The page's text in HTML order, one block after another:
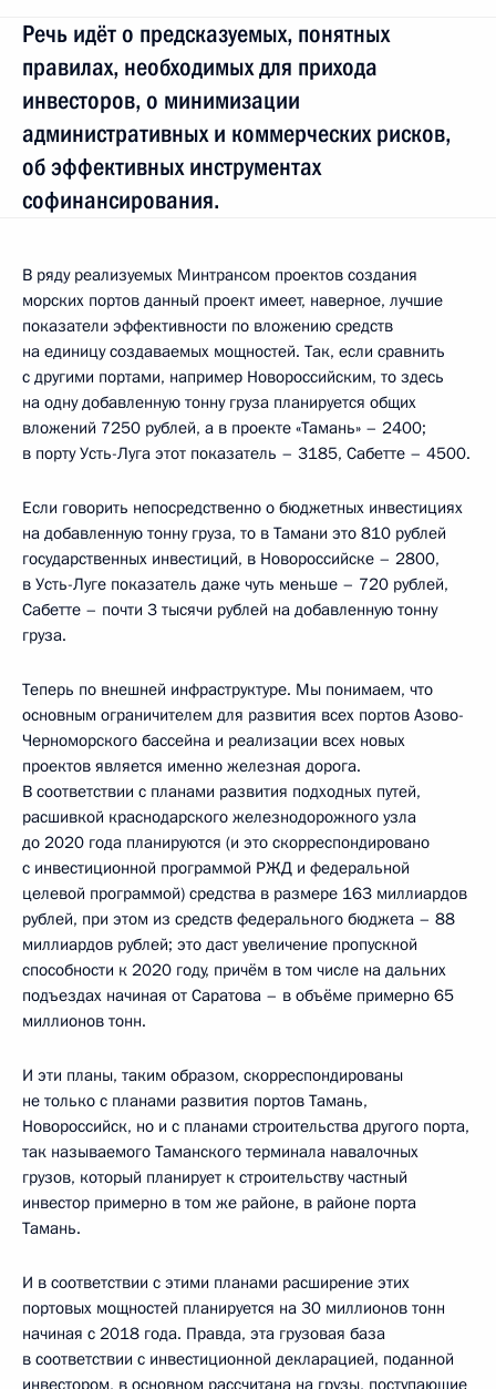
Речь идёт о предсказуемых, понятных
правилах, необходимых для прихода
инвесторов, о минимизации
административных и коммерческих рисков,
об эффективных инструментах
софинансирования.
В ряду реализуемых Минтрансом проектов создания
морских портов данный проект имеет, наверное, лучшие
показатели эффективности по вложению средств
на единицу создаваемых мощностей. Так, если сравнить
с другими портами, например Новороссийским, то здесь
на одну добавленную тонну груза планируется общих
вложений 7250 рублей, а в проекте «Тамань» – 2400;
в порту Усть-Луга этот показатель – 3185, Сабетте – 4500.
Если говорить непосредственно о бюджетных инвестициях
на добавленную тонну груза, то в Тамани это 810 рублей
государственных инвестиций, в Новороссийске – 2800,
в Усть-Луге показатель даже чуть меньше – 720 рублей,
Сабетте – почти 3 тысячи рублей на добавленную тонну
груза.
Теперь по внешней инфраструктуре. Мы понимаем, что
основным ограничителем для развития всех портов Азово-
Черноморского бассейна и реализации всех новых
проектов является именно железная дорога.
В соответствии с планами развития подходных путей,
расшивкой краснодарского железнодорожного узла
до 2020 года планируются (и это скорреспондировано
с инвестиционной программой РЖД и федеральной
целевой программой) средства в размере 163 миллиардов
рублей, при этом из средств федерального бюджета – 88
миллиардов рублей; это даст увеличение пропускной
способности к 2020 году, причём в том числе на дальних
подъездах начиная от Саратова – в объёме примерно 65
миллионов тонн.
И эти планы, таким образом, скорреспондированы
не только с планами развития портов Тамань,
Новороссийск, но и с планами строительства другого порта,
так называемого Таманского терминала навалочных
грузов, который планирует к строительству частный
инвестор примерно в том же районе, в районе порта
Тамань.
И в соответствии с этими планами расширение этих
портовых мощностей планируется на 30 миллионов тонн
начиная с 2018 года. Правда, эта грузовая база
в соответствии с инвестиционной декларацией, поданной
инвестором, в основном рассчитана на грузы, поступающие